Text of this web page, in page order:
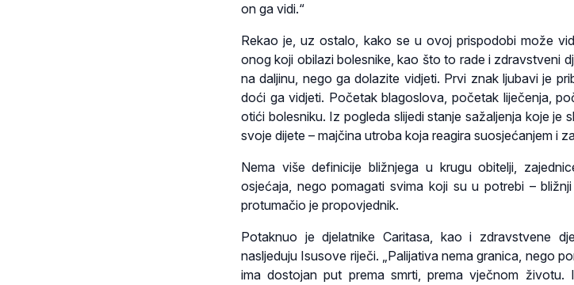
on ga vidi.“
Rekao je, uz ostalo, kako se u ovoj prispodobi može
onog koji obilazi bolesnike, kao što to rade i zdravstveni
na daljinu, nego ga dolazite vidjeti. Prvi znak ljubavi je
doći ga vidjeti. Početak blagoslova, početak liječenja,
otići bolesniku. Iz pogleda slijedi stanje sažaljenja koje je
svoje dijete – majčina utroba koja reagira suosjećanjem i
Nema više definicije bližnjega u krugu obitelji,
osjećaja, nego pomagati svima koji su u potrebi –
protumačio je propovjednik.
Potaknuo je djelatnike Caritasa, kao i zdravstvene
nasljeduju Isusove riječi. „Palijativa nema granica, nego
ima dostojan put prema smrti, prema vječnom životu.